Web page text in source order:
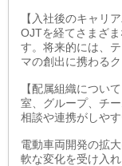
【入社後のキャリア
OJTを経てさまざ
す。将来的には、
マの創出に携わる
【配属組織について
室、グループ、チ
相談や連携がしや
電動車両開発の拡
軟な変化を受け入